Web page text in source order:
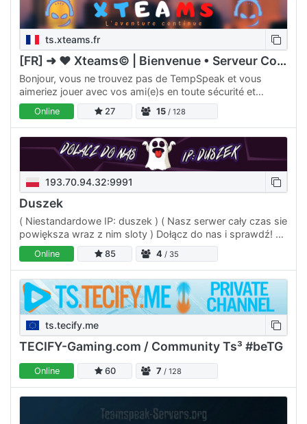
ts.xteams.fr
[FR] ➜ ♥ Xteams© | Bienvenue • Serveur Communauté ♥
Bonjour, vous ne trouvez pas de TempSpeak et vous
aimeriez jouer avec vos ami(e)s en toute sécurité et
convivialiter ? Nous mettons à votre disposition un
Teamspeak…
Online 27 15 / 128
193.70.94.32:9991
Duszek
( Niestandardowe IP: duszek ) ( Nasz serwer cały czas sie
powiększa wraz z nim sloty ) Dołącz do nas i sprawdź! To
Cie nic nie kosztuje, a możesz tylko zyskać. Przyjazna…
Online 85 4 / 35
ts.tecify.me
TECIFY-Gaming.com / Community Ts³ #beTG
Online 60 7 / 128